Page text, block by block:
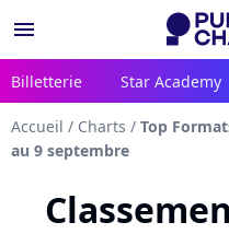
menu
Billetterie Star Academy
Accueil / Charts / Top
au 9 septembre